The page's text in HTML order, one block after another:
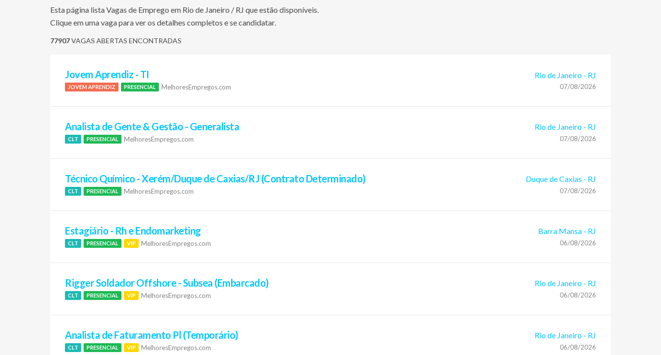
Esta página lista Vagas de Emprego em Rio de Janeiro / RJ que estão disponíveis.
Clique em uma vaga para ver os detalhes completos e se candidatar.
77907VAGAS ABERTAS ENCONTRADAS
Jovem Aprendiz - TI
JOVEM APRENDIZ PRESENCIAL MelhoresEmpregos.com
Rio de Janeiro - RJ
07/08/2026
Analista de Gente & Gestão - Generalista
CLT PRESENCIAL MelhoresEmpregos.com
Rio de Janeiro - RJ
07/08/2026
Técnico Químico - Xerém/Duque de Caxias/RJ (Contrato Determinado)
CLT PRESENCIAL MelhoresEmpregos.com
Duque de Caxias - RJ
07/08/2026
Estagiário - Rh e Endomarketing
CLT PRESENCIAL VIP MelhoresEmpregos.com
Barra Mansa - RJ
06/08/2026
Rigger Soldador Offshore - Subsea (Embarcado)
CLT PRESENCIAL VIP MelhoresEmpregos.com
Rio de Janeiro - RJ
06/08/2026
Analista de Faturamento Pl (Temporário)
CLT PRESENCIAL VIP MelhoresEmpregos.com
Rio de Janeiro - RJ
06/08/2026